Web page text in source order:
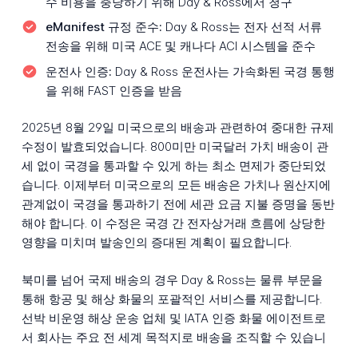
eManifest 규정 준수: Day & Ross는 전자 선적 서류
전송을 위해 미국 ACE 및 캐나다 ACI 시스템을 준수
운전사 인증: Day & Ross 운전사는 가속화된 국경 통행
을 위해 FAST 인증을 받음
2025년 8월 29일 미국으로의 배송과 관련하여 중대한 규제
수정이 발효되었습니다. 800미만 미국달러 가치 배송이 관
세 없이 국경을 통과할 수 있게 하는 최소 면제가 중단되었
습니다. 이제부터 미국으로의 모든 배송은 가치나 원산지에
관계없이 국경을 통과하기 전에 세관 요금 지불 증명을 동반
해야 합니다. 이 수정은 국경 간 전자상거래 흐름에 상당한
영향을 미치며 발송인의 증대된 계획이 필요합니다.
북미를 넘어 국제 배송의 경우 Day & Ross는 물류 부문을
통해 항공 및 해상 화물의 포괄적인 서비스를 제공합니다.
선박 비운영 해상 운송 업체 및 IATA 인증 화물 에이전트로
서 회사는 주요 전 세계 목적지로 배송을 조직할 수 있습니